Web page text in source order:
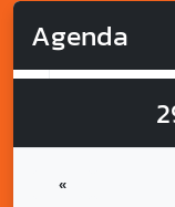
Agenda
«